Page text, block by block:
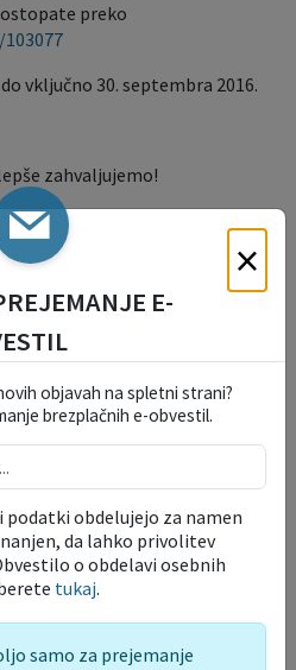
preko
vključno 30. septembra 2016.
zahvaljujemo!
in Vipava
IN
×
E-
objavah na spletni strani?
brezplačnih e-obvestil.
podatki obdelujejo za namen
da lahko privolitev
o obdelavi osebnih
tukaj.
samo za prejemanje